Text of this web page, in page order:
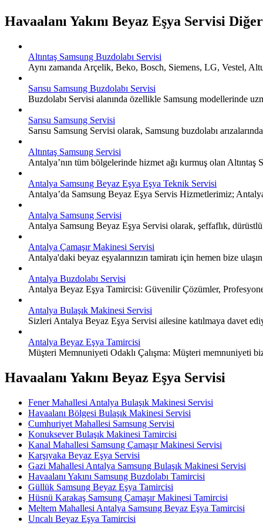
Havaalanı Yakını Beyaz Eşya Servisi
Altıntaş Samsung Buzdolabı Servisi
Aynı zamanda Arçelik, Beko, Bosch, Siemens, LG, Vestel,
Sarısu Samsung Buzdolabı Servisi
Buzdolabı Servisi alanında özellikle Samsung modellerinde
Sarısu Samsung Servisi
Sarısu Samsung Servisi olarak, Samsung buzdolabı
Altıntaş Samsung Servisi
Antalya’nın tüm bölgelerinde hizmet ağı kurmuş olan
Antalya Samsung Beyaz Eşya Eşya Teknik Servisi
Antalya’da Samsung Beyaz Eşya Servis Hizmetlerimiz;
Antalya Samsung Servisi
Antalya Samsung Beyaz Eşya Servisi olarak, şeffaflık,
Antalya Çamaşır Makinesi Servisi
Antalya'daki beyaz eşyalarınızın tamiratı için hemen bize
Antalya Buzdolabı Servisi
Antalya Beyaz Eşya Tamircisi: Güvenilir Çözümler,
Antalya Bulaşık Makinesi Servisi
Sizleri Antalya Beyaz Eşya Servisi ailesine katılmaya davet
Antalya Beyaz Eşya Tamircisi
Müşteri Memnuniyeti Odaklı Çalışma: Müşteri memnuniyeti
Havaalanı Yakını Beyaz Eşya Servisi
Fener Mahallesi Antalya Bulaşık Makinesi Servisi
Havaalanı Bölgesi Bulaşık Makinesi Servisi
Cumhuriyet Mahallesi Samsung Servisi
Konuksever Bulaşık Makinesi Tamircisi
Kanal Mahallesi Samsung Çamaşır Makinesi Servisi
Karşıyaka Beyaz Eşya Servisi
Gazi Mahallesi Antalya Samsung Bulaşık Makinesi Servisi
Havaalanı Yakını Samsung Buzdolabı Tamircisi
Güllük Samsung Beyaz Eşya Tamircisi
Hüsnü Karakaş Samsung Çamaşır Makinesi Tamircisi
Meltem Mahallesi Antalya Samsung Beyaz Eşya Tamircisi
Uncalı Beyaz Eşya Tamircisi